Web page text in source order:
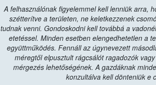
A felhasználónak figyelemmel kell lenniük arra,
szétterítve a területen, ne keletkezzenek
tudnak venni. Gondoskodni kell továbbá a
etetéssel. Minden esetben elengedhetetlen a
együttműködés. Fennáll az úgynevezett
méregtől elpusztult rágcsálót ragadozók
mérgezés lehetőségének. A gazdáknak
konzultálva kell dönteniük e